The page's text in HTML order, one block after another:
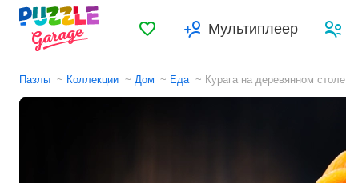
ИзбранноеМультиплеер
Пазлы Коллекции Дом Еда Курага на деревянном столе